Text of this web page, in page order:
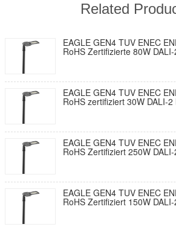
Related
EAGLE GEN4 TUV ENEC
RoHS Zertifizierte 80W
195lm/W Mit 7-PIN NEMA
10KV SPD Werkzeuglose
Selbstreinigendes Design
EAGLE GEN4 TUV ENEC
RoHS zertifiziert 30W DALI-
195lm/W mit 7-Pin-NEMA
Kurzschlusskappe und
Öffnen und
EAGLE GEN4 TUV ENEC
RoHS Zertifiziert 250W
195lm/W mit 7-PIN NEMA
und 10KV SPD
Selbstreinigendes Design
EAGLE GEN4 TUV ENEC
RoHS Zertifiziert 150W
195lm/W Mit 7-PIN NEMA
10KV SPD Werkzeuglose